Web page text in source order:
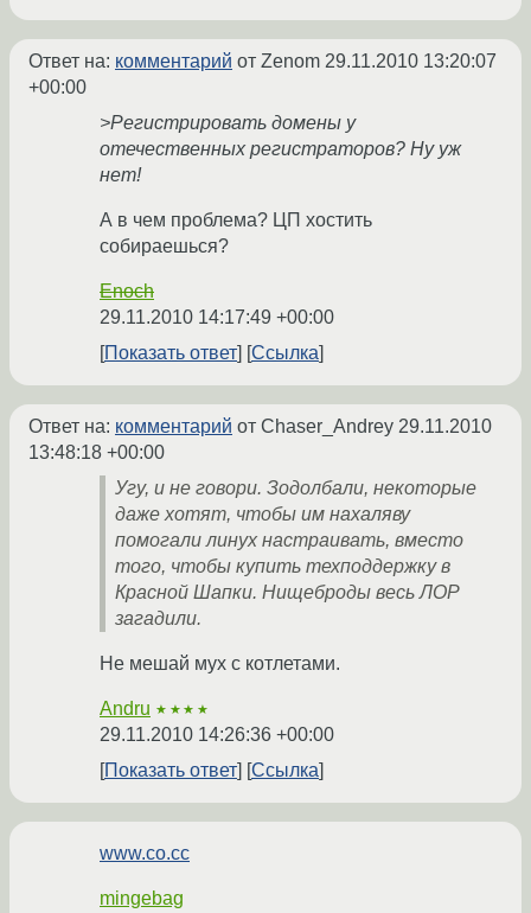
Ответ на: комментарий от Zenom 29.11.2010 13:20:07
+00:00
>Регистрировать домены у
отечественных регистраторов? Ну уж
нет!
А в чем проблема? ЦП хостить
собираешься?
Enoch
29.11.2010 14:17:49 +00:00
Показать ответ
Ссылка
Ответ на: комментарий от Chaser_Andrey 29.11.2010
13:48:18 +00:00
Угу, и не говори. Зодолбали, некоторые
даже хотят, чтобы им нахаляву
помогали линух настраивать, вместо
того, чтобы купить техподдержку в
Красной Шапки. Нищеброды весь ЛОР
загадили.
Не мешай мух с котлетами.
Andru ★★★★
29.11.2010 14:26:36 +00:00
Показать ответ
Ссылка
www.co.cc
mingebag